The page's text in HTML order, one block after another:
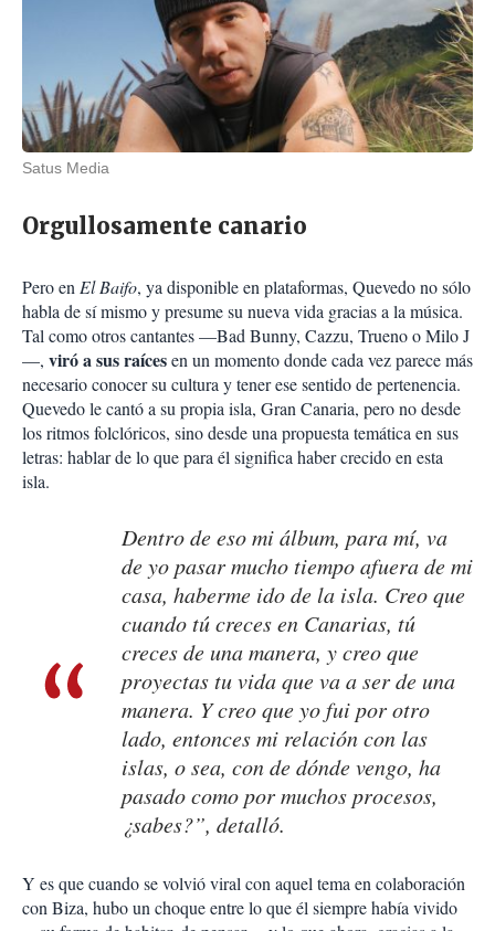
Satus Media
Orgullosamente canario
Pero enEl Baifo, ya disponible en plataformas, Quevedo no sólo
habla de sí mismo y presume su nueva vida gracias a la música.
Tal como otros cantantes —Bad Bunny, Cazzu, Trueno o Milo J
—, viró a sus raícesen un momento donde cada vez parece más
necesario conocer su cultura y tener ese sentido de pertenencia.
Quevedo le cantó a su propia isla, Gran Canaria, pero no desde
los ritmos folclóricos, sino desde una propuesta temática en sus
letras: hablar de lo que para él significa haber crecido en esta
isla.
Dentro de eso mi álbum, para mí, va
de yo pasar mucho tiempo afuera de mi
casa, haberme ido de la isla. Creo que
cuando tú creces en Canarias, tú
creces de una manera, y creo que
proyectas tu vida que va a ser de una
manera. Y creo que yo fui por otro
lado, entonces mi relación con las
islas, o sea, con de dónde vengo, ha
pasado como por muchos procesos,
¿sabes?”, detalló.
Y es que cuando se volvió viral con aquel tema en colaboración
con Biza, hubo un choque entre lo que él siempre había vivido